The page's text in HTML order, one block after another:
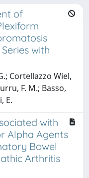
of
with
Cortellazzo Wiel,
F. M.; Basso,
E.
with
Alpha Agents
Bowel
Arthritis